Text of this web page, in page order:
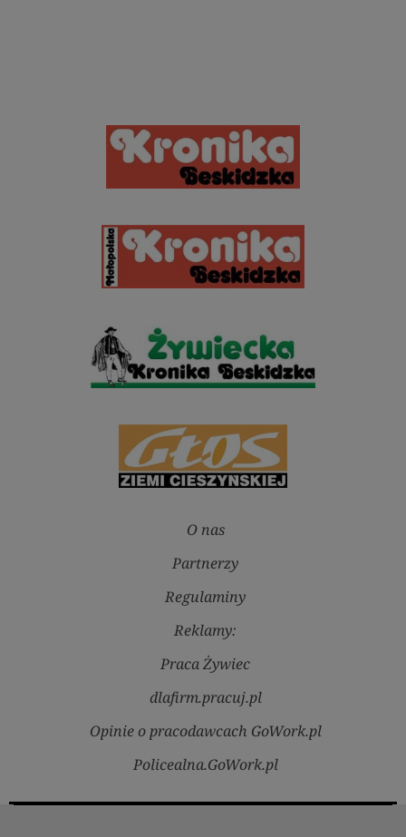
O nas
Partnerzy
Regulaminy
Reklamy:
Praca Żywiec
dlafirm.pracuj.pl
Opinie o pracodawcach GoWork.pl
Policealna.GoWork.pl